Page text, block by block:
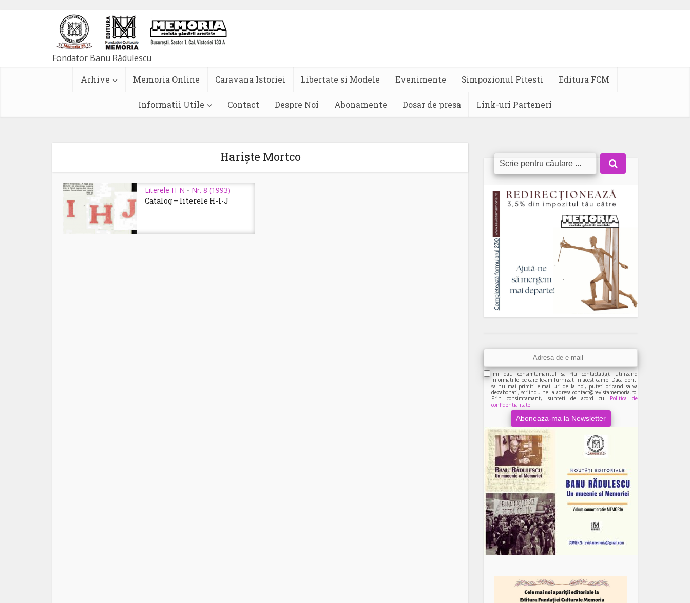
Arhive Memoria Online Caravana Istoriei Libertate si Modele Evenimente Simpozionul Pitesti Editura FCM
Informatii Utile Contact Despre Noi Abonamente Dosar de presa Link-uri Parteneri
Hariște Mortco
Literele H-N • Nr. 8 (1993)
Catalog – literele H-I-J
Imi dau consimtamantul sa fiu contactat(a), utilizand
informatiile pe care le-am furnizat in acest camp. Daca doriti
sa nu mai primiti e-mail-uri de la noi, puteti oricand sa va
dezabonati, scriindu-ne la adresa contact@revistamemoria.ro.
Prin consimtamant, sunteti de acord cu Politica de
confidentialitate.